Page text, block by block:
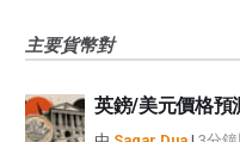
主要貨幣對
英鎊/美元價格預